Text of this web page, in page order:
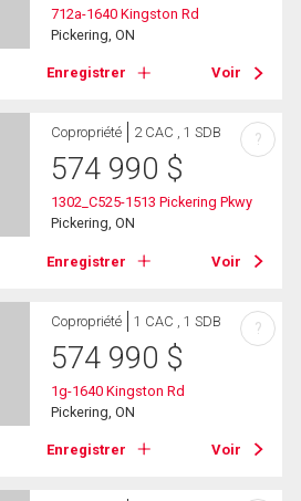
712a-1640 Kingston Rd
Pickering, ON
Enregistrer Voir
Copropriété 2 CAC , 1 SDB
574 990 $
1302_C525-1513 Pickering Pkwy
Pickering, ON
Enregistrer Voir
?
Copropriété 1 CAC , 1 SDB
574 990 $
1g-1640 Kingston Rd
Pickering, ON
Enregistrer Voir
?